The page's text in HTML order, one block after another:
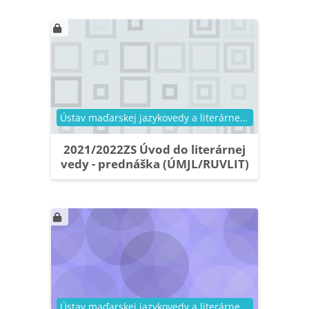
2021/2022ZS Úvod do literárnej
vedy - prednáška (ÚMJL/RUVLIT)
Kategória kurzu Ústav maďarskej jazykovedy a literárnej vedy
Kategória kurzu